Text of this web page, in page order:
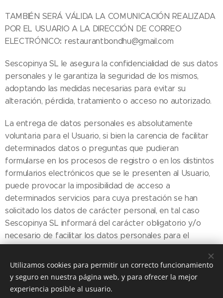
TAMBIÉN SERÁ VÁLIDA LA COMUNICACIÓN REALIZADA
POR EL USUARIO A LA DIRECCIÓN DE CORREO
ELECTRÓNICO: restaurantbondhu@gmail.com
Sescopinya SL le asegura la confidencialidad de sus datos
personales y le garantiza la seguridad de los mismos,
adoptando las medidas necesarias para evitar su
alteración, pérdida, tratamiento o acceso no autorizado.
La entrega de datos personales es absolutamente
voluntaria para el Usuario, si bien la carencia de facilitar
determinados datos o preguntas que pudieran
formularse en los procesos de registro o en los distintos
formularios electrónicos que se le presenten al Usuario,
puede provocar la imposibilidad de acceso a
determinados servicios para cuya prestación se han
solicitado los datos de carácter personal, en tal caso
Sescopinya SL informará del carácter obligatorio y/o
necesario de facilitar los datos personales para el
Utilizamos cookies para permitir un correcto funcionamiento
y seguro en nuestra página web, y para ofrecer la mejor
experiencia posible al usuario.